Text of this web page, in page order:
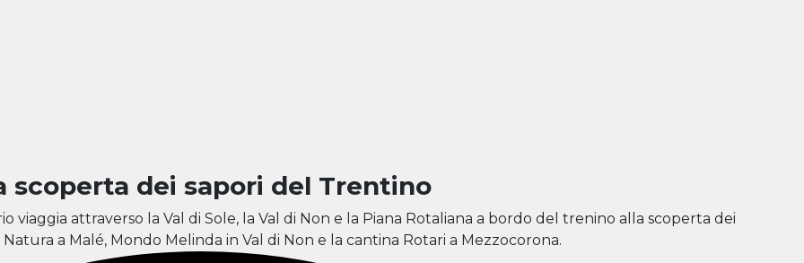
scoperta dei sapori del Trentino
attraverso la Val di Sole, la Val di Non e la Piana Rotaliana a bordo del trenino alla scoperta dei
a Malé, Mondo Melinda in Val di Non e la cantina Rotari a Mezzocorona.